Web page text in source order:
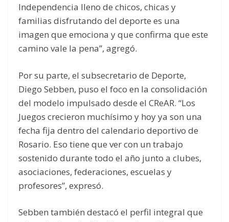
Independencia lleno de chicos, chicas y
familias disfrutando del deporte es una
imagen que emociona y que confirma que este
camino vale la pena”, agregó.
Por su parte, el subsecretario de Deporte,
Diego Sebben, puso el foco en la consolidación
del modelo impulsado desde el CReAR. “Los
Juegos crecieron muchísimo y hoy ya son una
fecha fija dentro del calendario deportivo de
Rosario. Eso tiene que ver con un trabajo
sostenido durante todo el año junto a clubes,
asociaciones, federaciones, escuelas y
profesores”, expresó.
Sebben también destacó el perfil integral que